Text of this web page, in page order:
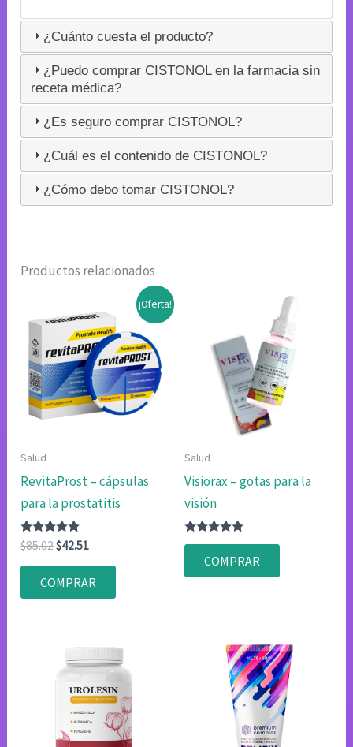
¿Cuánto cuesta el producto?
¿Puedo comprar CISTONOL en la farmacia sin
receta médica?
¿Es seguro comprar CISTONOL?
¿Cuál es el contenido de CISTONOL?
¿Cómo debo tomar CISTONOL?
Productos relacionados
¡Oferta!
Salud
RevitaProst – cápsulas
para la prostatitis
Valorado
con
4.80
de 5
$85.02El
original
era:
$42.51El
actual
es:
COMPRAR
Salud
Visiorax – gotas para la
visión
Valorado
4.75
de 5
COMPRAR